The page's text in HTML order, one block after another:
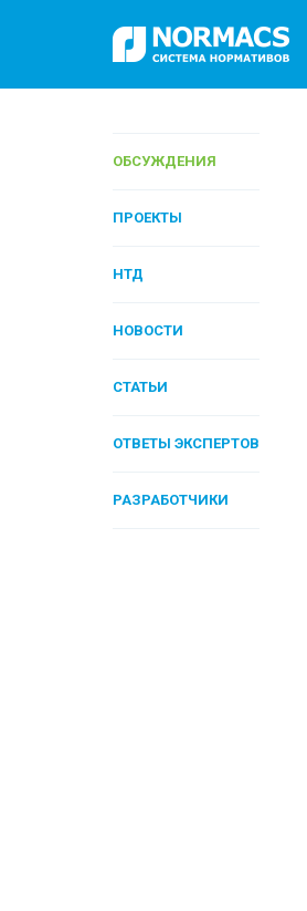
ОБСУЖДЕНИЯ
ПРОЕКТЫ
НТД
НОВОСТИ
СТАТЬИ
ОТВЕТЫ ЭКСПЕРТОВ
РАЗРАБОТЧИКИ